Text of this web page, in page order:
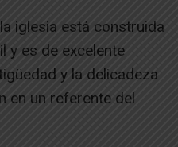
iglesia está construida
y es de excelente
y la delicadeza
en un referente del